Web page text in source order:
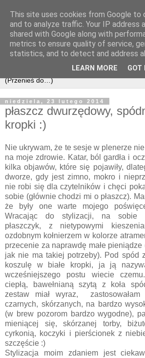
niedziela, 23 lutego 2014
płaszcz dwurzędowy,
kropki :)
Nie ukrywam, że te sesje w plenerze nie
na moje zdrowie. Katar, ból gardła i
kilka objawów, któresię pojawiły,
dworze, gdy jest zimno, mokro i
nie robi się dla czytelników i chęci
sobie (głównie chodzi mi o płaszcz).
że były one warte mojego
Wracając do stylizacji, na sobie
płaszczyk, z nietypowymi
ozdobnym kołnierzem w kolorze
przecenie za naprawdę małe
jak nie ma takiej potrzeby). Pod spód
koszulę w białe kropki, ja ją
wcześniejszego postu wiecie
ciepłą, bawełnianą szytą z koła
zestaw miał wyraz,
czarnych, skórzanych, na bardzo
(w brew pozorom bardzo wygodne),
mieniącej się, skórzanej torby,
cyrkonią, koczyki i pierścionek z
szczęście :)
Stylizacja moim zdaniem jest
This site uses cookies from Google to
and to analyze traffic. Your IP address
shared with Google along with
metrics to ensure quality of service,
statistics, and to detect and address
LEARN MORE GOT